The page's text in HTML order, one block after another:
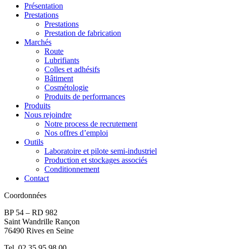
Présentation
Prestations
Prestations
Prestation de fabrication
Marchés
Route
Lubrifiants
Colles et adhésifs
Bâtiment
Cosmétologie
Produits de performances
Produits
Nous rejoindre
Notre process de recrutement
Nos offres d’emploi
Outils
Laboratoire et pilote semi-industriel
Production et stockages associés
Conditionnement
Contact
Coordonnées
BP 54 – RD 982
Saint Wandrille Rançon
76490 Rives en Seine